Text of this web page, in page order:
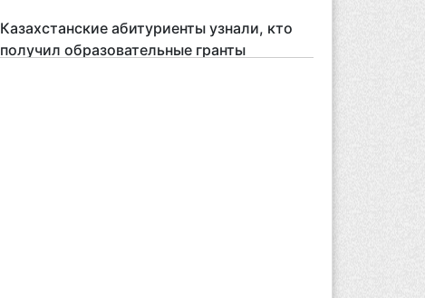
Казахстанские абитуриенты узнали, кто
получил образовательные гранты